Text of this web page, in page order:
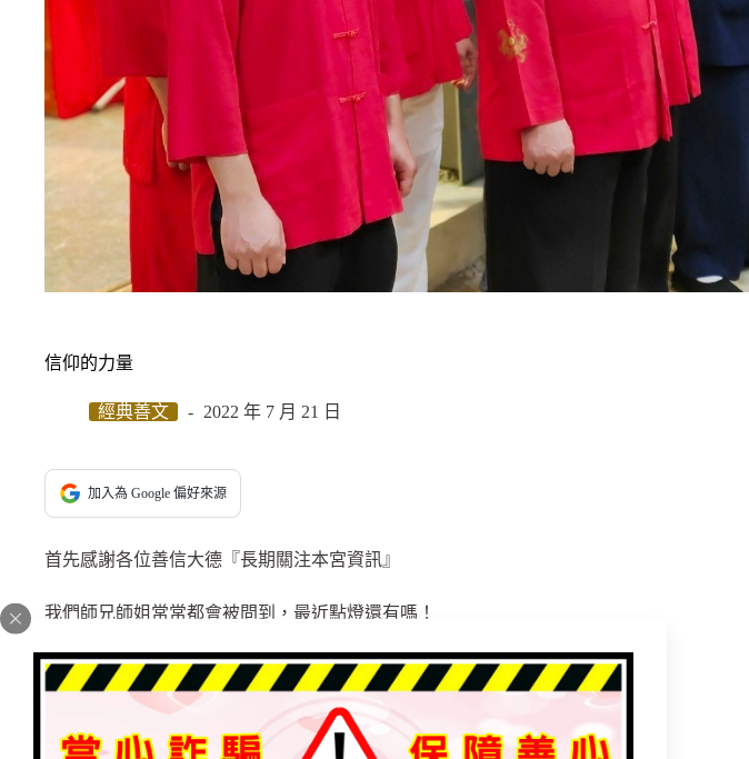
信仰的力量
經典善文 2022 年 7 月 21 日
加入為 Google 偏好來源
首先感謝各位善信大德『長期關注本宮資訊』
我們師兄師姐常常都會被問到，最近點燈還有嗎！
買個飯也會被問您們出去這次抓幾隻〔鬼〕，看你師父很厲害欸！
上班會被同事與長官問到，您們宮很棒理念很好，很辛苦在濟世！
請假又要去哪辦事了，請假又要跑北部了喔！